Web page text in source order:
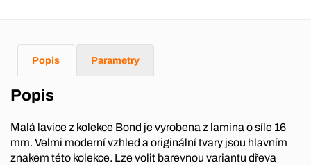
Popis Parametry
Popis
Malá lavice z kolekce Bond je vyrobena z lamina o síle 16
mm. Velmi moderní vzhled a originální tvary jsou hlavním
znakem této kolekce. Lze volit barevnou variantu dřeva